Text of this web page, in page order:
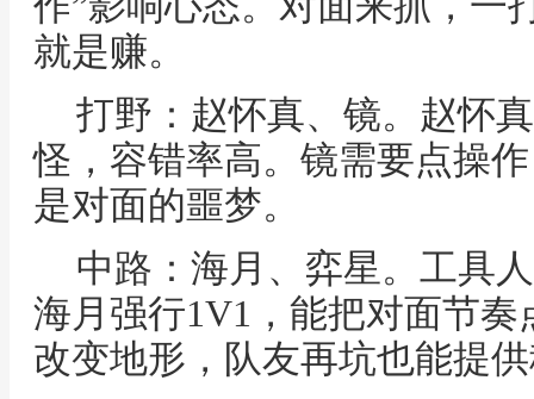
就是赚。
打野：赵怀真、镜。赵怀
怪，容错率高。镜需要点操
是对面的噩梦。
中路：海月、弈星。工具
海月强行1V1，能把对面节
改变地形，队友再坑也能提